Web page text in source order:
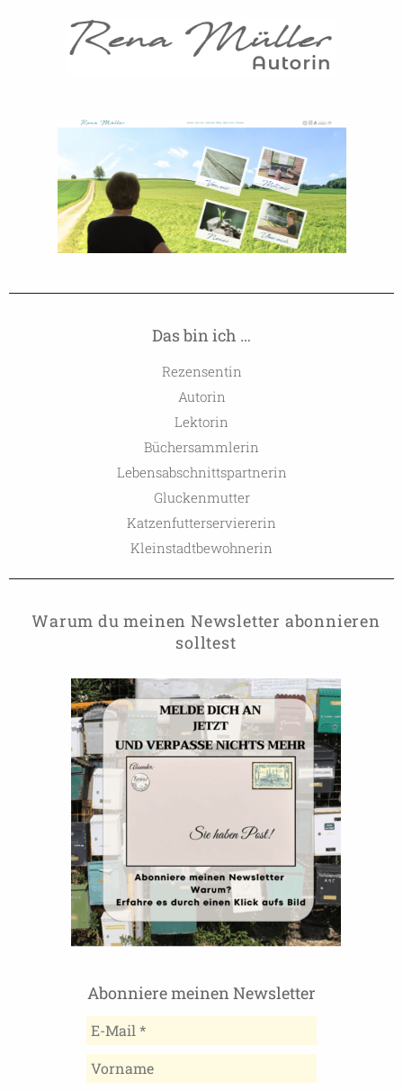
Das bin ich …
Rezensentin
Autorin
Lektorin
Büchersammlerin
Lebensabschnittspartnerin
Gluckenmutter
Katzenfutterserviererin
Kleinstadtbewohnerin
Warum du meinen Newsletter abonnieren
solltest
Abonniere meinen Newsletter